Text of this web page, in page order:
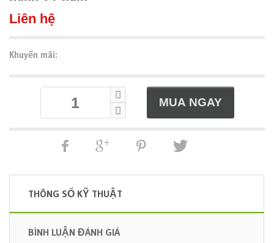
Liên hệ
Khuyến mãi:
THÔNG SỐ KỸ THUẬT
BÌNH LUẬN ĐÁNH GIÁ